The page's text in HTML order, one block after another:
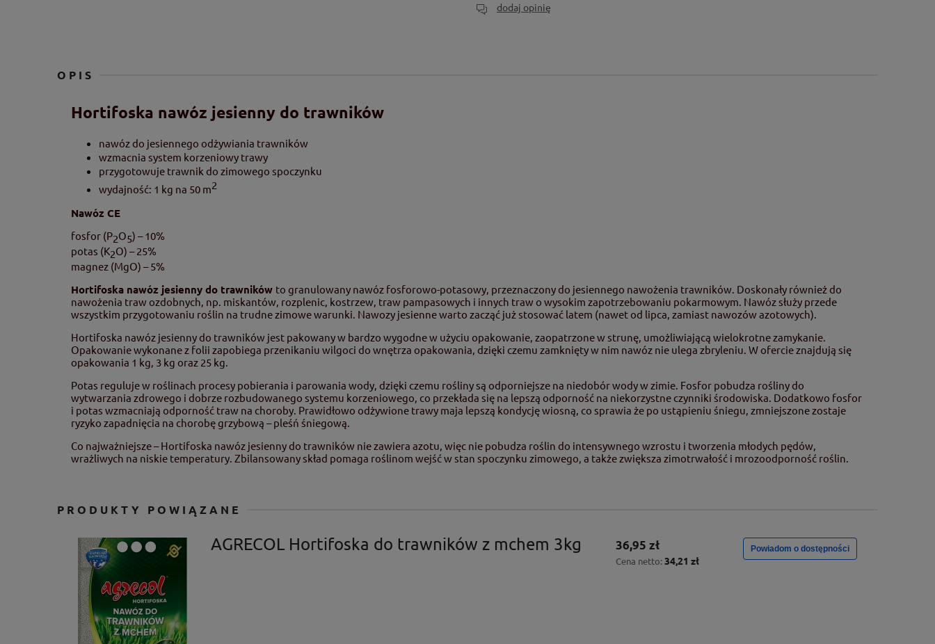
dodaj opinię
OPIS
Hortifoska nawóz jesienny do trawników
nawóz do jesiennego odżywiania trawników
wzmacnia system korzeniowy trawy
przygotowuje trawnik do zimowego spoczynku
wydajność: 1 kg na 50 m2
Nawóz CE
fosfor (P2O5) – 10%
potas (K2O) – 25%
magnez (MgO) – 5%
Hortifoska nawóz jesienny do trawników to granulowany nawóz fosforowo-potasowy, przeznaczony do jesiennego nawożenia trawników. Doskonały również do
nawożenia traw ozdobnych, np. miskantów, rozplenic, kostrzew, traw pampasowych i innych traw o wysokim zapotrzebowaniu pokarmowym. Nawóz służy przede
wszystkim przygotowaniu roślin na trudne zimowe warunki. Nawozy jesienne warto zacząć już stosować latem (nawet od lipca, zamiast nawozów azotowych).
Hortifoska nawóz jesienny do trawników jest pakowany w bardzo wygodne w użyciu opakowanie, zaopatrzone w strunę, umożliwiającą wielokrotne zamykanie.
Opakowanie wykonane z folii zapobiega przenikaniu wilgoci do wnętrza opakowania, dzięki czemu zamknięty w nim nawóz nie ulega zbryleniu. W ofercie znajdują się
opakowania 1 kg, 3 kg oraz 25 kg.
Potas reguluje w roślinach procesy pobierania i parowania wody, dzięki czemu rośliny są odporniejsze na niedobór wody w zimie. Fosfor pobudza rośliny do
wytwarzania zdrowego i dobrze rozbudowanego systemu korzeniowego, co przekłada się na lepszą odporność na niekorzystne czynniki środowiska. Dodatkowo fosfor
i potas wzmacniają odporność traw na choroby. Prawidłowo odżywione trawy maja lepszą kondycję wiosną, co sprawia że po ustąpieniu śniegu, zmniejszone zostaje
ryzyko zapadnięcia na chorobę grzybową – pleśń śniegową.
Co najważniejsze – Hortifoska nawóz jesienny do trawników nie zawiera azotu, więc nie pobudza roślin do intensywnego wzrostu i tworzenia młodych pędów,
wrażliwych na niskie temperatury. Zbilansowany skład pomaga roślinom wejść w stan spoczynku zimowego, a także zwiększa zimotrwałość i mrozoodporność roślin.
PRODUKTY POWIĄZANE
AGRECOL Hortifoska do trawników z mchem 3kg 36,95 zł
Cena netto: 34,21 zł
Powiadom o dostępności